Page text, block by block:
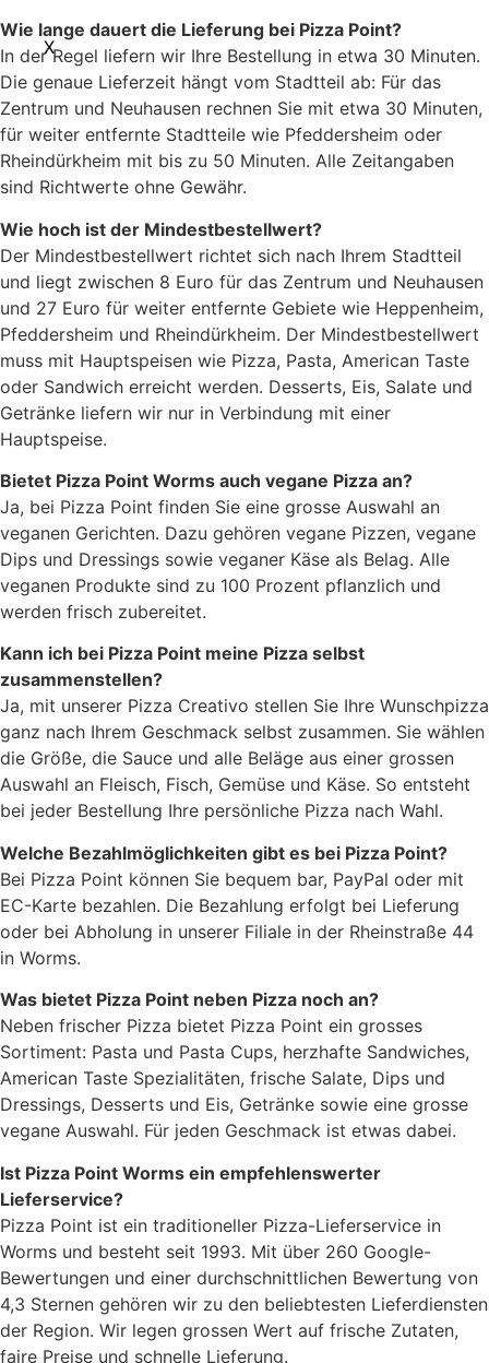
X
Wie lange dauert die Lieferung bei Pizza Point?
In der Regel liefern wir Ihre Bestellung in etwa 30 Minuten.
Die genaue Lieferzeit hängt vom Stadtteil ab: Für das
Zentrum und Neuhausen rechnen Sie mit etwa 30 Minuten,
für weiter entfernte Stadtteile wie Pfeddersheim oder
Rheindürkheim mit bis zu 50 Minuten. Alle Zeitangaben
sind Richtwerte ohne Gewähr.
Wie hoch ist der Mindestbestellwert?
Der Mindestbestellwert richtet sich nach Ihrem Stadtteil
und liegt zwischen 8 Euro für das Zentrum und Neuhausen
und 27 Euro für weiter entfernte Gebiete wie Heppenheim,
Pfeddersheim und Rheindürkheim. Der Mindestbestellwert
muss mit Hauptspeisen wie Pizza, Pasta, American Taste
oder Sandwich erreicht werden. Desserts, Eis, Salate und
Getränke liefern wir nur in Verbindung mit einer
Hauptspeise.
Bietet Pizza Point Worms auch vegane Pizza an?
Ja, bei Pizza Point finden Sie eine grosse Auswahl an
veganen Gerichten. Dazu gehören vegane Pizzen, vegane
Dips und Dressings sowie veganer Käse als Belag. Alle
veganen Produkte sind zu 100 Prozent pflanzlich und
werden frisch zubereitet.
Kann ich bei Pizza Point meine Pizza selbst
zusammenstellen?
Ja, mit unserer Pizza Creativo stellen Sie Ihre Wunschpizza
ganz nach Ihrem Geschmack selbst zusammen. Sie wählen
die Größe, die Sauce und alle Beläge aus einer grossen
Auswahl an Fleisch, Fisch, Gemüse und Käse. So entsteht
bei jeder Bestellung Ihre persönliche Pizza nach Wahl.
Welche Bezahlmöglichkeiten gibt es bei Pizza Point?
Bei Pizza Point können Sie bequem bar, PayPal oder mit
EC-Karte bezahlen. Die Bezahlung erfolgt bei Lieferung
oder bei Abholung in unserer Filiale in der Rheinstraße 44
in Worms.
Was bietet Pizza Point neben Pizza noch an?
Neben frischer Pizza bietet Pizza Point ein grosses
Sortiment: Pasta und Pasta Cups, herzhafte Sandwiches,
American Taste Spezialitäten, frische Salate, Dips und
Dressings, Desserts und Eis, Getränke sowie eine grosse
vegane Auswahl. Für jeden Geschmack ist etwas dabei.
Ist Pizza Point Worms ein empfehlenswerter
Lieferservice?
Pizza Point ist ein traditioneller Pizza-Lieferservice in
Worms und besteht seit 1993. Mit über 260 Google-
Bewertungen und einer durchschnittlichen Bewertung von
4,3 Sternen gehören wir zu den beliebtesten Lieferdiensten
der Region. Wir legen grossen Wert auf frische Zutaten,
faire Preise und schnelle Lieferung.